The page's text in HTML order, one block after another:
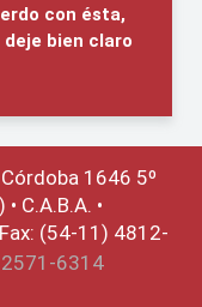
con ésta,
bien claro
1646 5º
C.A.B.A. •
(54-11) 4812-
6314